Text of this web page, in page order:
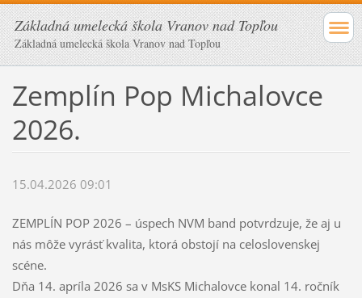
Základná umelecká škola Vranov nad Topľou
Základná umelecká škola Vranov nad Topľou
Zemplín Pop Michalovce
2026.
15.04.2026 09:01
ZEMPLÍN POP 2026 – úspech NVM band potvrdzuje, že aj u
nás môže vyrásť kvalita, ktorá obstojí na celoslovenskej
scéne.
Dňa 14. apríla 2026 sa v MsKS Michalovce konal 14. ročník